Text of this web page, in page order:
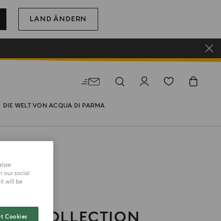
LAND ÄNDERN
DIE WELT VON ACQUA DI PARMA
COLLECTION
our social
will be
Cookies